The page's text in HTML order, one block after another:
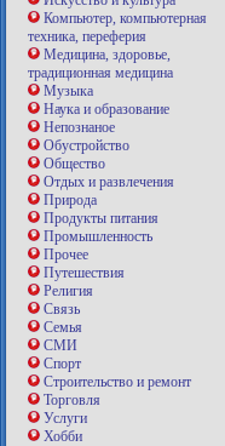
Компьютер, компьютерная
техника, переферия
Медицина, здоровье,
традиционная медицина
Музыка
Наука и образование
Непознаное
Обустройство
Общество
Отдых и развлечения
Природа
Продукты питания
Промышленность
Прочее
Путешествия
Религия
Связь
Семья
СМИ
Спорт
Строительство и ремонт
Торговля
Услуги
Хобби